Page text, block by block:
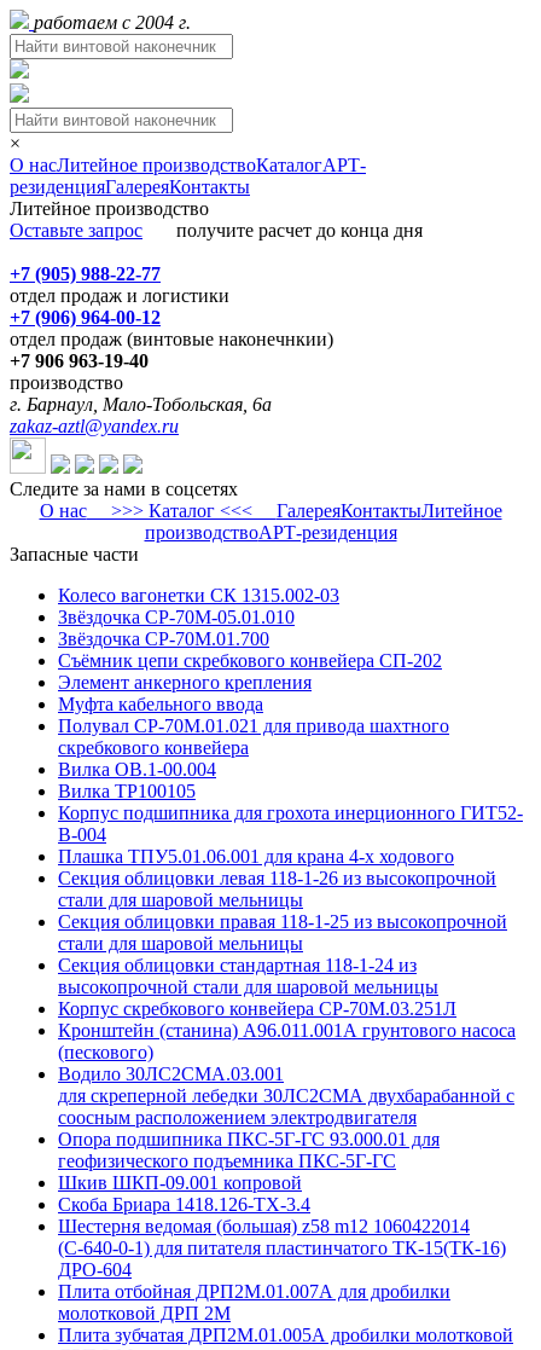
работаем с 2004 г.
×
О насЛитейное производствоКаталогАРТ-
резиденцияГалереяКонтакты
Литейное производство
Оставьте запрос получите расчет до конца дня
+7 (905) 988-22-77
отдел продаж и логистики
+7 (906) 964-00-12
отдел продаж (винтовые наконечнкии)
+7 906 963-19-40
производство
г. Барнаул, Мало-Тобольская, 6а
zakaz-aztl@yandex.ru
Следите за нами в соцсетях
О нас>>> Каталог <<< ГалереяКонтактыЛитейное
производствоАРТ-резиденция
Запасные части
Колесо вагонетки СК 1315.002-03
Звёздочка СР-70М-05.01.010
Звёздочка СР-70М.01.700
Съёмник цепи скребкового конвейера СП-202
Элемент анкерного крепления
Муфта кабельного ввода
Полувал СР-70М.01.021 для привода шахтного
скребкового конвейера
Вилка ОВ.1-00.004
Вилка ТР100105
Корпус подшипника для грохота инерционного ГИТ52-
В-004
Плашка ТПУ5.01.06.001 для крана 4-х ходового
Секция облицовки левая 118-1-26 из высокопрочной
стали для шаровой мельницы
Секция облицовки правая 118-1-25 из высокопрочной
стали для шаровой мельницы
Секция облицовки стандартная 118-1-24 из
высокопрочной стали для шаровой мельницы
Корпус скребкового конвейера СР-70М.03.251Л
Кронштейн (станина) А96.011.001А грунтового насоса
(пескового)
Водило 30ЛС2СМА.03.001
для скреперной лебедки 30ЛС2СМА двухбарабанной с
соосным расположением электродвигателя
Опора подшипника ПКС-5Г-ГС 93.000.01 для
геофизического подъемника ПКС-5Г-ГС
Шкив ШКП-09.001 копровой
Скоба Бриара 1418.126-ТХ-3.4
Шестерня ведомая (большая) z58 m12 1060422014
(С-640-0-1) для питателя пластинчатого ТК-15(ТК-16)
ДРО-604
Плита отбойная ДРП2М.01.007А для дробилки
молотковой ДРП 2М
Плита зубчатая ДРП2М.01.005А дробилки молотковой